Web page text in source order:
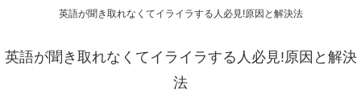
英語が聞き取れなくてイライラする人必見!原因と解決法
英語が聞き取れなくてイライラする人必見!原因と解決
法